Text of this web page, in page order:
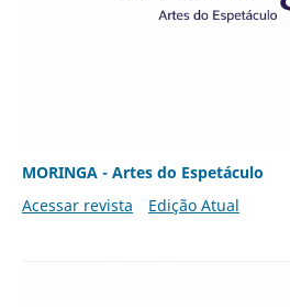
MORINGA - Artes do Espetáculo
Acessar revista
Edição Atual